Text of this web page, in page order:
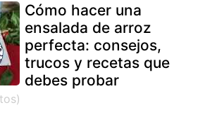
Cómo hacer una
ensalada de arroz
perfecta: consejos,
trucos y recetas que
debes probar